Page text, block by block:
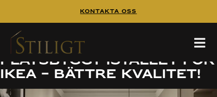
Kontakta Oss
Kunder berättar:
Varför vi valde
platsbyggt istället för
Ikea – bättre kvalitet!